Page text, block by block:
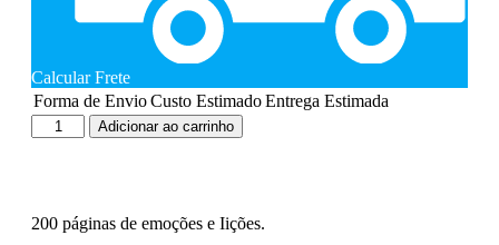
Calcular Frete
Forma de EnvioCusto EstimadoEntrega Estimada
Adicionar ao carrinho
200 páginas de emoções e Iições.